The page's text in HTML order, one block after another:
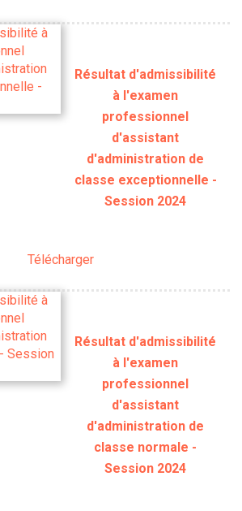
Résultat d'admissibilité
à l'examen
professionnel
d'assistant
d'administration de
classe exceptionnelle -
Session 2024
Télécharger
Résultat d'admissibilité
à l'examen
professionnel
d'assistant
d'administration de
classe normale -
Session 2024